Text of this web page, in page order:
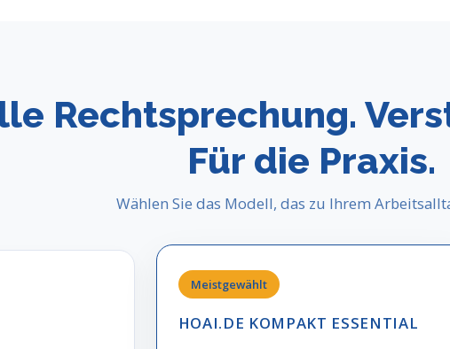
Rechtsprechung.
Für die Praxis.
Wählen Sie das Modell, das zu Ihrem
Meistgewählt
HOAI.DE KOMPAKT ESSENTIAL